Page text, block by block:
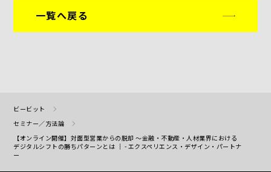
一覧へ戻る
ビービット
セミナー／方法論
【オンライン開催】対面型営業からの脱却 ～金融・不動産・人材業界における
デジタルシフトの勝ちパターンとは ｜ - エクスペリエンス・デザイン・パートナ
ー